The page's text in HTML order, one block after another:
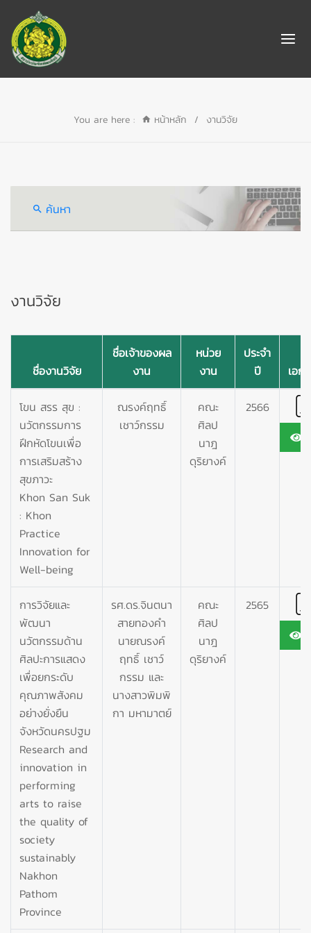
You are here : หน้าหลัก / งานวิจัย
ค้นหา
งานวิจัย
ชื่องานวิจัย
ชื่อเจ้าของผล
งาน
หน่วย
งาน
ประจำ
ปี
เอก
โขน สรร สุข :
นวัตกรรมการ
ฝึกหัดโขนเพื่อ
การเสริมสร้าง
สุขภาวะ
Khon San Suk
: Khon
Practice
Innovation for
Well-being
ณรงค์ฤทธิ์
เชาว์กรรม
คณะ
ศิลป
นาฎ
ดุริยางค์
2566
การวิจัยและ
พัฒนา
นวัตกรรมด้าน
ศิลปะการแสดง
เพื่อยกระดับ
คุณภาพสังคม
อย่างยั่งยืน
จังหวัดนครปฐม
Research and
innovation in
performing
arts to raise
the quality of
society
sustainably
Nakhon
Pathom
Province
รศ.ดร.จินตนา
สายทองคำ
นายณรงค์
ฤทธิ์ เชาว์
กรรม และ
นางสาวพิมพิ
กา มหามาตย์
คณะ
ศิลป
นาฎ
ดุริยางค์
2565